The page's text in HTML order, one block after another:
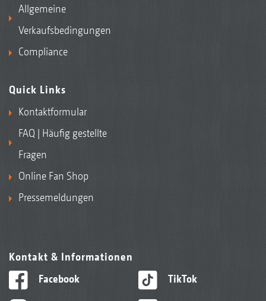
Allgemeine
Verkaufsbedingungen
Compliance
Quick Links
Kontaktformular
FAQ | Häufig gestellte
Fragen
Online Fan Shop
Pressemeldungen
Kontakt & Informationen
Facebook
TikTok